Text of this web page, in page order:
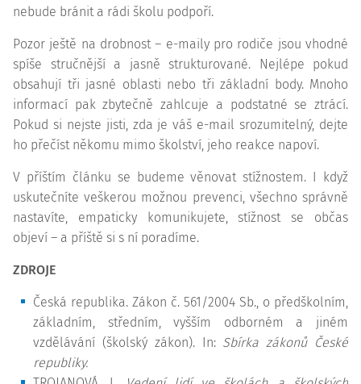
nebude bránit a rádi školu podpoří.
Pozor ještě na drobnost – e-maily pro rodiče jsou vhodné
spíše stručnější a jasně strukturované. Nejlépe pokud
obsahují tři jasné oblasti nebo tři základní body. Mnoho
informací pak zbytečně zahlcuje a podstatné se ztrácí.
Pokud si nejste jisti, zda je váš e-mail srozumitelný, dejte
ho přečíst někomu mimo školství, jeho reakce napoví.
V příštím článku se budeme věnovat stížnostem. I když
uskutečníte veškerou možnou prevenci, všechno správně
nastavíte, empaticky komunikujete, stížnost se občas
objeví – a příště si s ní poradíme.
ZDROJE
Česká republika. Zákon č. 561/2004 Sb., o předškolním,
základním, středním, vyšším odborném a jiném
vzdělávání (školský zákon). In: Sbírka zákonů České
republiky.